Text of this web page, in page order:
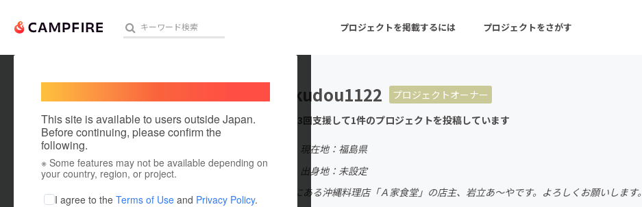
プロジェクトを掲載するには プロジェクトをさがす
人気のプロジェクト 注目のリターン 注目の新着プロジェクト
アート・写真 音楽
テクノロジー・ガジェット
ゲーム・サービス開発 フード・飲食店
This site is available to users outside Japan.
Before continuing, please confirm the
following.
※ Some features may not be available depending on
your country, region, or project.
I agree to the Terms of Use and Privacy Policy.
Ayashokudou1122
プロジェクトオーナー
これまでに3回支援して1件のプロジェクトを投稿しています
現在地：福島県
出身国：日本
出身地：未設定
ＪＲ湯本駅前にある沖縄料理店「Ａ家食堂」の店主、岩立あ〜やです。よろしくお願いします。